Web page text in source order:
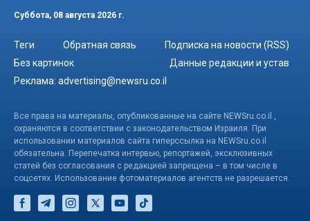
Суббота, 08 августа 2026 г.
Теги Обратная связь
Подписка на новости (RSS)
Без картинок
Данные редакции и устав
Реклама: advertising@newsru.co.il
Все права на материалы, опубликованные на сайте NEWSru.co.il ,
охраняются в соответствии с законодательством Израиля. При
использовании материалов сайта гиперссылка на NEWSru.co.il
обязательна. Перепечатка интервью, репортажей, эксклюзивных
статей без согласования с редакцией запрещена – в том числе в
соцсетях. Использование фотоматериалов агентств не разрешается.